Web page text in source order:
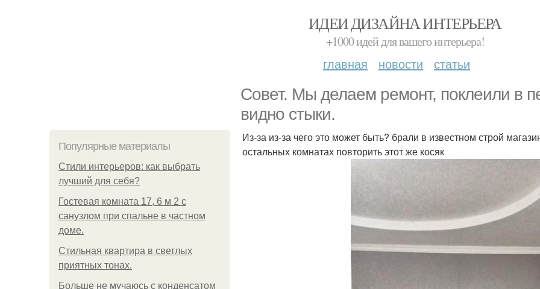
ИДЕИ ДИЗАЙНА ИНТЕРЬЕРА
+1000 идей для вашего интерьера!
главная новости статьи
Совет. Мы делаем ремонт, поклеили в
видно стыки.
Популярные материалы
Стили интерьеров: как выбрать
лучший для себя?
Гостевая комната 17, 6 м 2 с
санузлом при спальне в частном
доме.
Стильная квартира в светлых
приятных тонах.
Больше не мучаюсь с конденсатом
Из-за из-за чего это может быть? брали в известном строй
остальных комнатах повторить этот же косяк